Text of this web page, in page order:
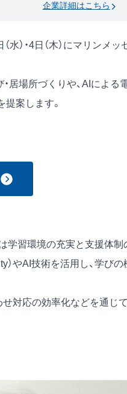
企業詳細はこちら
）・4日（木）にマリンメッ
居場所づくりや、AIによる
案します。
学習環境の充実と支援体制
）やAI技術を活用し、学びの
対応の効率化などを通じて